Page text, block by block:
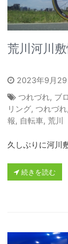
荒川河川
2023年9月29
つれづれ, ブ
リング, つれづれ,
報, 自転車, 荒川
久しぶりに河川
続きを読む